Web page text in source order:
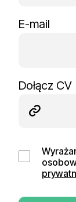
E-mail
Dołącz CV